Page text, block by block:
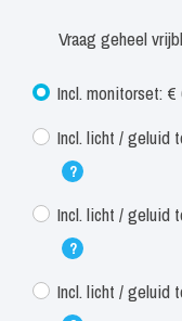
Vraag geheel
Incl. monitorset:
Incl. licht / geluid
?
Incl. licht / geluid
?
Incl. licht / geluid